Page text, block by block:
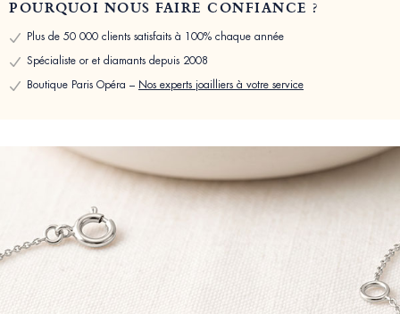
POURQUOI NOUS FAIRE CONFIANCE ?
Plus de 50 000 clients satisfaits à 100% chaque année
Spécialiste or et diamants depuis 2008
Boutique Paris Opéra – Nos experts joailliers à votre service